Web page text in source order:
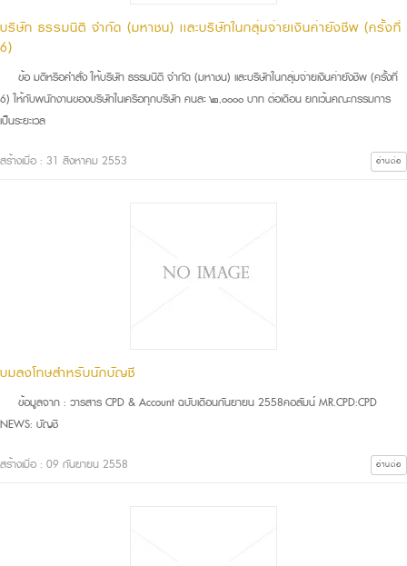
บริษัท ธรรมนิติ จำกัด (มหาชน) เเละบริษัทในกลุ่มจ่ายเงินค่ายังชีพ (ครั้งที่
6)
ข้อ มติหรือคำสั่ง ให้บริษัท ธรรมนิติ จำกัด (มหาชน) เเละบริษัทในกลุ่มจ่ายเงินค่ายังชีพ (ครั้งที่
6) ให้กับพนักงานของบริษัทในเครือทุกบริษัท คนละ ๒,๐๐๐๐ บาท ต่อเดือน ยกเว้นคณะกรรมการ
เป็นระยะเวล
สร้างเมื่อ : 31 สิงหาคม 2553 อ่านต่อ
บมลงโทษสำหรับนักบัญชี
ข้อมูลจาก : วารสาร CPD & Account ฉบับเดือนกันยายน 2558คอลัมน์ MR.CPD:CPD
NEWS: บัญชี
สร้างเมื่อ : 09 กันยายน 2558 อ่านต่อ